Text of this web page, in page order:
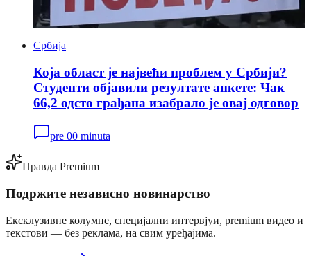
Србија
Која област је највећи проблем у Србији?
Студенти објавили резултате анкете: Чак
66,2 одсто грађана изабрало је овај одговор
pre 00 minuta
Правда Premium
Подржите независно новинарство
Ексклузивне колумне, специјални интервјуи, premium видео и
текстови — без реклама, на свим уређајима.